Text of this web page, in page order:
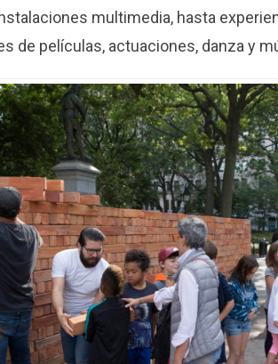
multimedia, hasta
de películas, actuaciones, danza y